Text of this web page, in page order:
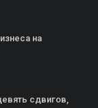
на
сдвигов,